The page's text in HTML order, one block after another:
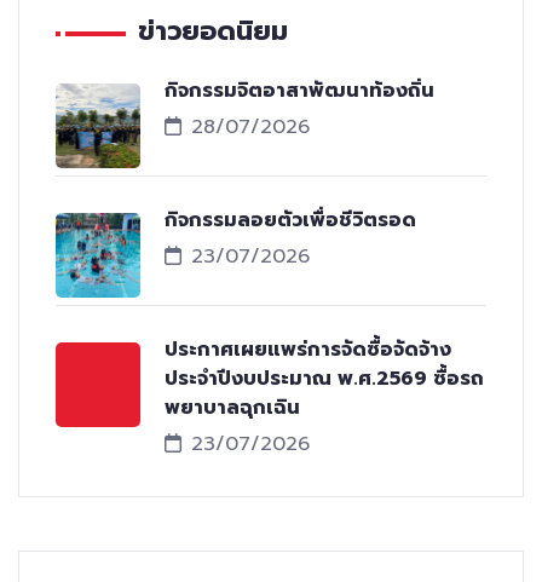
ข่าวยอดนิยม
กิจกรรมจิตอาสาพัฒนาท้องถิ่น
28/07/2026
กิจกรรมลอยตัวเพื่อชีวิตรอด
23/07/2026
ประกาศเผยแพร่การจัดซื้อจัดจ้าง
ประจำปีงบประมาณ พ.ศ.2569 ซื้อรถ
พยาบาลฉุกเฉิน
23/07/2026